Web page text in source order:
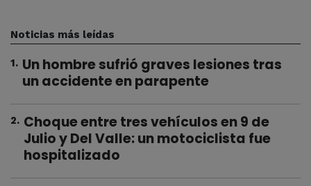
Noticias más leídas
1. Un hombre sufrió graves lesiones tras
un accidente en parapente
2. Choque entre tres vehículos en 9 de
Julio y Del Valle: un motociclista fue
hospitalizado